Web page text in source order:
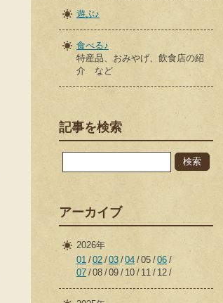
遊ぶ♪
食べる♪
特産品、おみやげ、飲食店の紹
介 など
記事を検索
アーカイブ
2026年
01 02 03 04 05 06
07 08 09 10 11 12